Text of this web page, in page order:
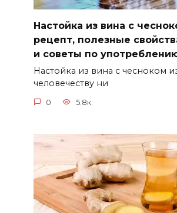
Настойка из вина с
рецепт, полезные
и советы по
Настойка из вина с чесноком
человечеству ни
0 5.8к.